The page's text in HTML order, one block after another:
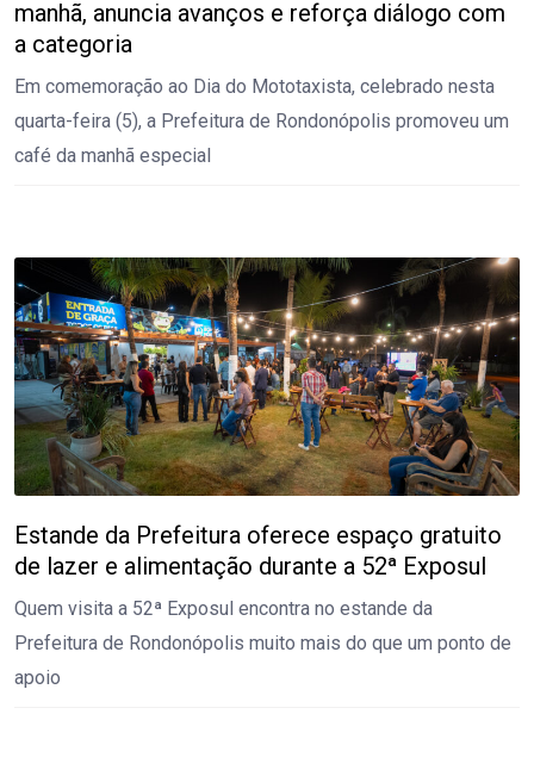
manhã, anuncia avanços e reforça diálogo com
a categoria
Em comemoração ao Dia do Mototaxista, celebrado nesta
quarta-feira (5), a Prefeitura de Rondonópolis promoveu um
café da manhã especial
Estande da Prefeitura oferece espaço gratuito
de lazer e alimentação durante a 52ª Exposul
Quem visita a 52ª Exposul encontra no estande da
Prefeitura de Rondonópolis muito mais do que um ponto de
apoio